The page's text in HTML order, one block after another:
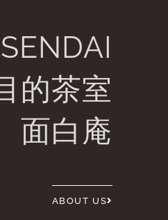
SENDAI
的茶室
面白庵
ABOUT US